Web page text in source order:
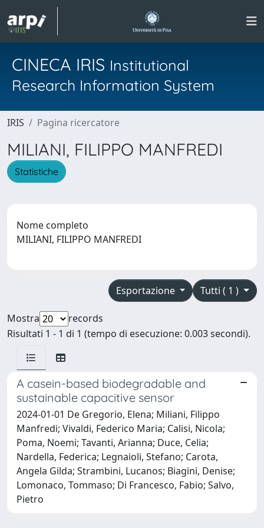
CINECA IRIS Institutional
Research Information System
IRIS Pagina ricercatore
MILIANI, FILIPPO MANFREDI
Statistiche
Nome completo
MILIANI, FILIPPO MANFREDI
Tutti ( 1 )
Esportazione
Mostra
records
Risultati 1 - 1 di 1 (tempo di esecuzione: 0.003 secondi).
A casein-based biodegradable and
sustainable capacitive sensor
2024-01-01 De Gregorio, Elena; Miliani, Filippo
Manfredi; Vivaldi, Federico Maria; Calisi, Nicola;
Poma, Noemi; Tavanti, Arianna; Duce, Celia;
Nardella, Federica; Legnaioli, Stefano; Carota,
Angela Gilda; Strambini, Lucanos; Biagini, Denise;
Lomonaco, Tommaso; Di Francesco, Fabio; Salvo,
Pietro